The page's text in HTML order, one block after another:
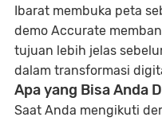
Ibarat membuka peta
demo Accurate
tujuan lebih jelas
dalam transformasi
Apa yang Bisa Anda
Saat Anda mengikuti